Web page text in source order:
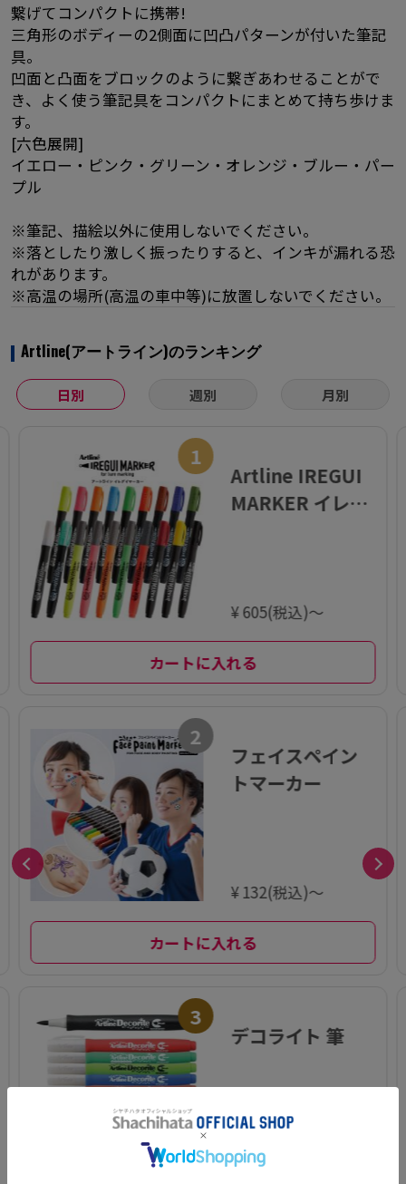
繋げてコンパクトに携帯!
三角形のボディーの2側面に凹凸パターンが付いた筆記
具。
凹面と凸面をブロックのように繋ぎあわせることがで
き、よく使う筆記具をコンパクトにまとめて持ち歩けま
す。
[六色展開]
イエロー・ピンク・グリーン・オレンジ・ブルー・パー
プル
※筆記、描絵以外に使用しないでください。
※落としたり激しく振ったりすると、インキが漏れる恐
れがあります。
※高温の場所(高温の車中等)に放置しないでください。
Artline(アートライン)のランキング
日別 週別 月別
1
Artline IREGUI
MARKER イレグ
¥ 605(税込)～
カートに入れる
2
フェイスペイン
トマーカー
¥ 132(税込)～
カートに入れる
3
デコライト 筆
¥ 66(税込) ～¥ 132
(税込)